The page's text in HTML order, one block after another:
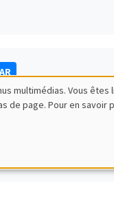
multimédias. Vous êtes
de page. Pour en savoir